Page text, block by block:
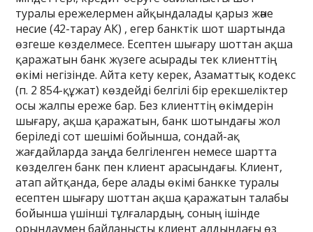
туралы ережелермен айқындалады қарыз және
несие (42-тарау АК) , егер банктік шот шартында
өзгеше көзделмесе. Есептен шығару шоттан ақша
қаражатын банк жүзеге асырады тек клиенттің
өкімі негізінде. Айта кету керек, Азаматтық кодекс
(п. 2 854-құжат) көздейді белгілі бір ерекшеліктер
осы жалпы ереже бар. Без клиенттің өкімдерін
шығару, ақша қаражатын, банк шотындағы жол
беріледі сот шешімі бойынша, сондай-ақ
жағдайларда заңда белгіленген немесе шартта
көзделген банк пен клиент арасындағы. Клиент,
атап айтқанда, бере алады өкімі банкке туралы
есептен шығару шоттан ақша қаражатын талабы
бойынша үшінші тұлғалардың, соның ішінде
орындаумен байланысты клиент алдындағы өз